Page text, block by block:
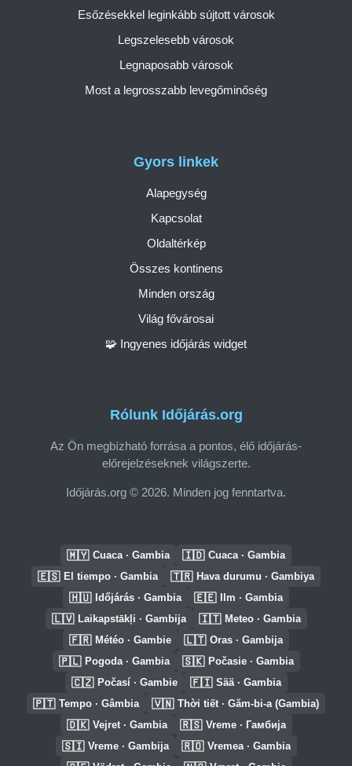
Rólunk Időjárás.org
Az Ön megbízható forrása a pontos, élő időjárás-
előrejelzéseknek világszerte.
Időjárás.org © 2026. Minden jog fenntartva.
Gyors linkek
Alapegység
Kapcsolat
Oldaltérkép
Összes kontinens
Minden ország
Világ fővárosai
🧩 Ingyenes időjárás widget
Esőzésekkel leginkább sújtott városok
Legszelesebb városok
Legnaposabb városok
Most a legrosszabb levegőminőség
🇲🇾 Cuaca · Gambia 🇮🇩 Cuaca · Gambia
🇪🇸 El tiempo · Gambia 🇹🇷 Hava durumu · Gambiya
🇭🇺 Időjárás · Gambia 🇪🇪 Ilm · Gambia
🇱🇻 Laikapstākļi · Gambija 🇮🇹 Meteo · Gambia
🇫🇷 Météo · Gambie 🇱🇹 Oras · Gambija
🇵🇱 Pogoda · Gambia 🇸🇰 Počasie · Gambia
🇨🇿 Počasí · Gambie 🇫🇮 Sää · Gambia
🇵🇹 Tempo · Gâmbia 🇻🇳 Thời tiết · Găm-bi-a (Gambia)
🇩🇰 Vejret · Gambia 🇷🇸 Vreme · Гамбија
🇸🇮 Vreme · Gambija 🇷🇴 Vremea · Gambia